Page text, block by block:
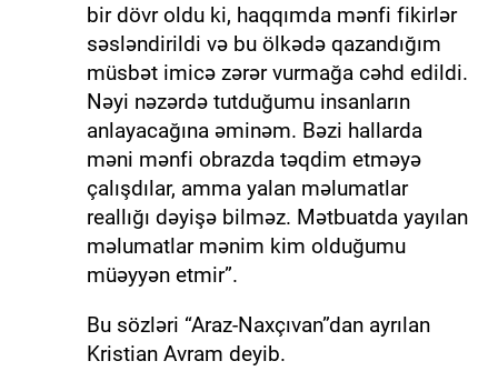
bir dövr oldu ki, haqqımda mənfi fikirlər
səsləndirildi və bu ölkədə qazandığım
müsbət imicə zərər vurmağa cəhd edildi.
Nəyi nəzərdə tutduğumu insanların
anlayacağına əminəm. Bəzi hallarda
məni mənfi obrazda təqdim etməyə
çalışdılar, amma yalan məlumatlar
reallığı dəyişə bilməz. Mətbuatda yayılan
məlumatlar mənim kim olduğumu
müəyyən etmir”.
Bu sözləri “Araz-Naxçıvan”dan ayrılan
Kristian Avram deyib.